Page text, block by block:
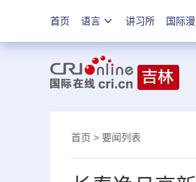
首页 语言 讲习所 国际
首页 > 要闻列表